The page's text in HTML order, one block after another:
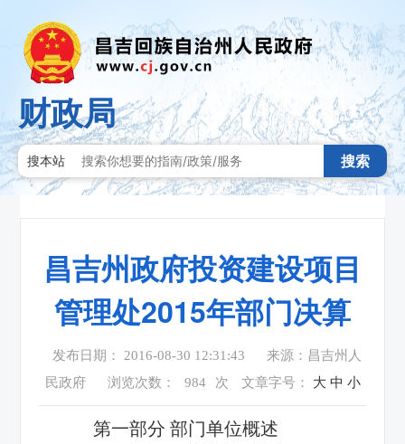
财政局
搜本站 搜索
昌吉州政府投资建设项目
管理处2015年部门决算
发布日期： 2016-08-30 12:31:43
来源：昌吉州人
民政府
浏览次数： 984 次 文章字号： 大 中 小
第一部分 部门单位概述